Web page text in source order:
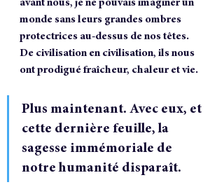
avant nous, je ne pouvais imaginer un
monde sans leurs grandes ombres
protectrices au-dessus de nos têtes.
De civilisation en civilisation, ils nous
ont prodigué fraîcheur, chaleur et vie.
Plus maintenant. Avec eux, et
cette dernière feuille, la
sagesse immémoriale de
notre humanité disparaît.